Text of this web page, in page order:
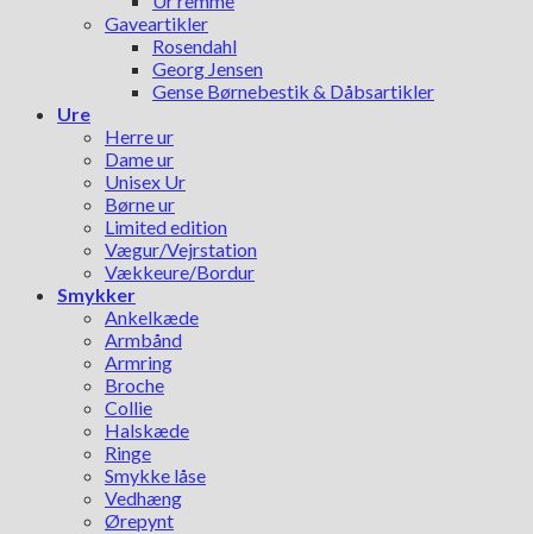
Gaveartikler
Rosendahl
Georg Jensen
Gense Børnebestik & Dåbsartikler
Ure
Herre ur
Dame ur
Unisex Ur
Børne ur
Limited edition
Vægur/Vejrstation
Vækkeure/Bordur
Smykker
Ankelkæde
Armbånd
Armring
Broche
Collie
Halskæde
Ringe
Smykke låse
Vedhæng
Ørepynt